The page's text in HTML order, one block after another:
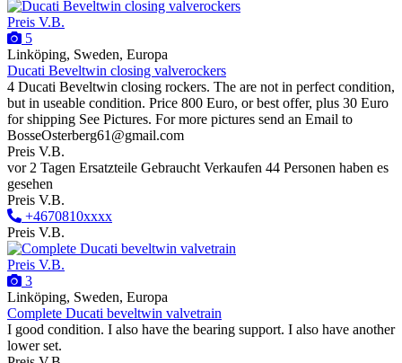
Preis V.B.
5
Linköping, Sweden, Europa
Ducati Beveltwin closing valverockers
4 Ducati Beveltwin closing rockers. The are not in perfect condition,
but in useable condition. Price 800 Euro, or best offer, plus 30 Euro
for shipping See Pictures. For more pictures send an Email to
BosseOsterberg61@gmail.com
Preis V.B.
vor 2 Tagen Ersatzteile Gebraucht Verkaufen 44 Personen haben es
gesehen
Preis V.B.
+4670810xxxx
Preis V.B.
Preis V.B.
3
Linköping, Sweden, Europa
Complete Ducati beveltwin valvetrain
I good condition. I also have the bearing support. I also have another
lower set.